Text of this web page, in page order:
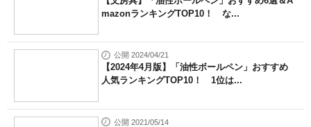
mazonランキングTOP10！ な...
公開 2024/04/21
【2024年4月版】「油性ボールペン」おすすめ
人気ランキングTOP10！ 1位は...
公開 2021/05/14